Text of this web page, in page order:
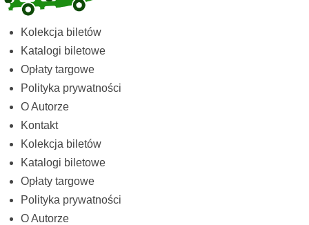
Kolekcja
biletów
komunikacji
miejskiej
kolejowych
Kolekcja biletów
Katalogi biletowe
Opłaty targowe
Polityka prywatności
O Autorze
Kontakt
Kolekcja biletów
Katalogi biletowe
Opłaty targowe
Polityka prywatności
O Autorze